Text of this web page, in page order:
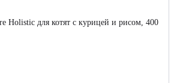
Holistic для котят с курицей и рисом, 400